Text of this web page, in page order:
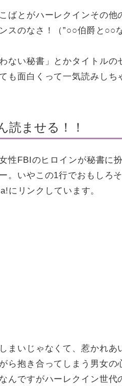
ばとがハーレクインその他
スのなさ！（”○○伯爵と○○
ない秘書」とかタイトルの
も面白くって一気読みしち
読ませる！！
性FBIのヒロインが秘書に
。いやこの1行でおもしろ
にリンクしています。
まいじゃなくて、惹かれあ
ら抱き合ってしまう男女の
んですがハーレクイン世代